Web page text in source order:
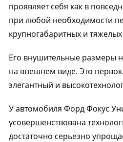
проявляет себя как в
при любой необходимости
крупногабаритных и тяжелых
Его внушительные размеры
на внешнем виде. Это
элегантный и
У автомобиля Форд Фокус
усовершенствована
достаточно серьезно